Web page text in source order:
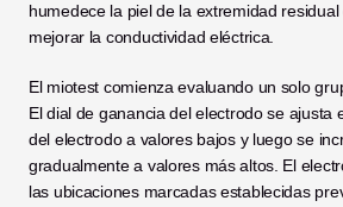
humedece la piel de la extremidad
mejorar la conductividad eléctrica.
El miotest comienza evaluando un solo
El dial de ganancia del electrodo se ajusta
del electrodo a valores bajos y luego se
gradualmente a valores más altos. El
las ubicaciones marcadas establecidas